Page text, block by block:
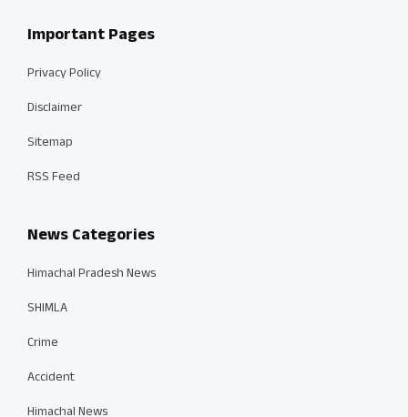
Important Pages
Privacy Policy
Disclaimer
Sitemap
RSS Feed
News Categories
Himachal Pradesh News
SHIMLA
Crime
Accident